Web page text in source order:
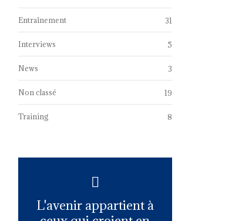
Entraînement 31
Interviews 5
News 3
Non classé 19
Training 8
L'avenir appartient à